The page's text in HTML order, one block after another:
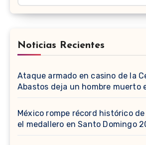
Noticias Recientes
Ataque armado en casino de la
Abastos deja un hombre muerto
México rompe récord histórico
el medallero en Santo Domingo